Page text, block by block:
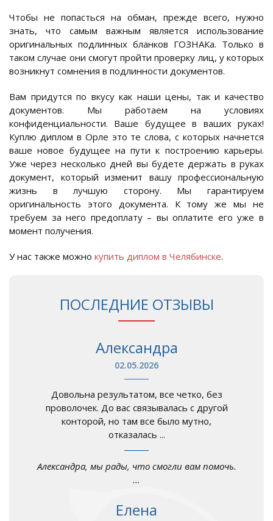
Чтобы не попасться на обман, прежде всего, нужно
знать, что самым важным является использование
оригинальных подлинных бланков ГОЗНАКа. Только в
таком случае они смогут пройти проверку лиц, у которых
возникнут сомнения в подлинности документов.
Вам придутся по вкусу как наши цены, так и качество
документов. Мы работаем на условиях
конфиденциальности. Ваше будущее в ваших руках!
Куплю диплом в Орле это те слова, с которых начнется
ваше новое будущее на пути к построению карьеры.
Уже через несколько дней вы будете держать в руках
документ, который изменит вашу профессиональную
жизнь в лучшую сторону. Мы гарантируем
оригинальность этого документа. К тому же мы не
требуем за него предоплату – вы оплатите его уже в
момент получения.
У нас также можно купить диплом в Челябинске.
ПОСЛЕДНИЕ ОТЗЫВЫ
Александра
02.05.2026
Довольна результатом, все четко, без
проволочек. До вас связывалась с другой
конторой, но там все было мутно,
отказалась ...
Александра, мы рады, что смогли вам помочь.
...
Елена